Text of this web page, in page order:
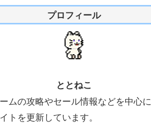
プロフィール
ととねこ
ムの攻略やセール情報などを中心に
トを更新しています。